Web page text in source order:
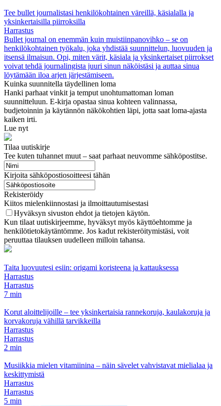
Tee bullet journalistasi henkilökohtainen väreillä, käsialalla ja
yksinkertaisilla piirroksilla
Harrastus
Bullet journal on enemmän kuin muistiinpanovihko – se on
henkilökohtainen työkalu, joka yhdistää suunnittelun, luovuuden ja
itsensä ilmaisun. Opi, miten värit, käsiala ja yksinkertaiset piirrokset
voivat tehdä journalingista juuri sinun näköistäsi ja auttaa sinua
löytämään iloa arjen järjestämiseen.
Kuinka suunnitella täydellinen loma
Hanki parhaat vinkit ja temput unohtumattoman loman
suunnitteluun. E-kirja opastaa sinua kohteen valinnassa,
budjetoinnin ja käytännön näkökohtien läpi, jotta saat loma-ajasta
kaiken irti.
Lue nyt
Tilaa uutiskirje
Tee kuten tuhannet muut – saat parhaat neuvomme sähköpostitse.
Kirjoita sähköpostiosoitteesi tähän
Rekisteröidy
Kiitos mielenkiinnostasi ja ilmoittautumisestasi
Hyväksyn sivuston ehdot ja tietojen käytön.
Kun tilaat uutiskirjeemme, hyväksyt myös käyttöehtomme ja
henkilötietokäytäntömme. Jos kadut rekisteröitymistäsi, voit
peruuttaa tilauksen uudelleen milloin tahansa.
Taita luovuutesi esiin: origami koristeena ja kattauksessa
Harrastus
Harrastus
7 min
Korut aloittelijoille – tee yksinkertaisia rannekoruja, kaulakoruja ja
korvakoruja vähillä tarvikkeilla
Harrastus
Harrastus
2 min
Musiikkia mielen vitamiinina – näin sävelet vahvistavat mielialaa ja
keskittymistä
Harrastus
Harrastus
5 min